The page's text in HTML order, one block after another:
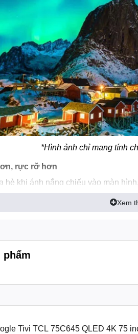
*Hình ảnh chỉ mang tính
rực rỡ hơn
hè khi ánh nắng chiếu vào màn
là các chi tiết ẩn trong nắng chói
Xem
phẩm
Tivi TCL 75C645 QLED 4K 75